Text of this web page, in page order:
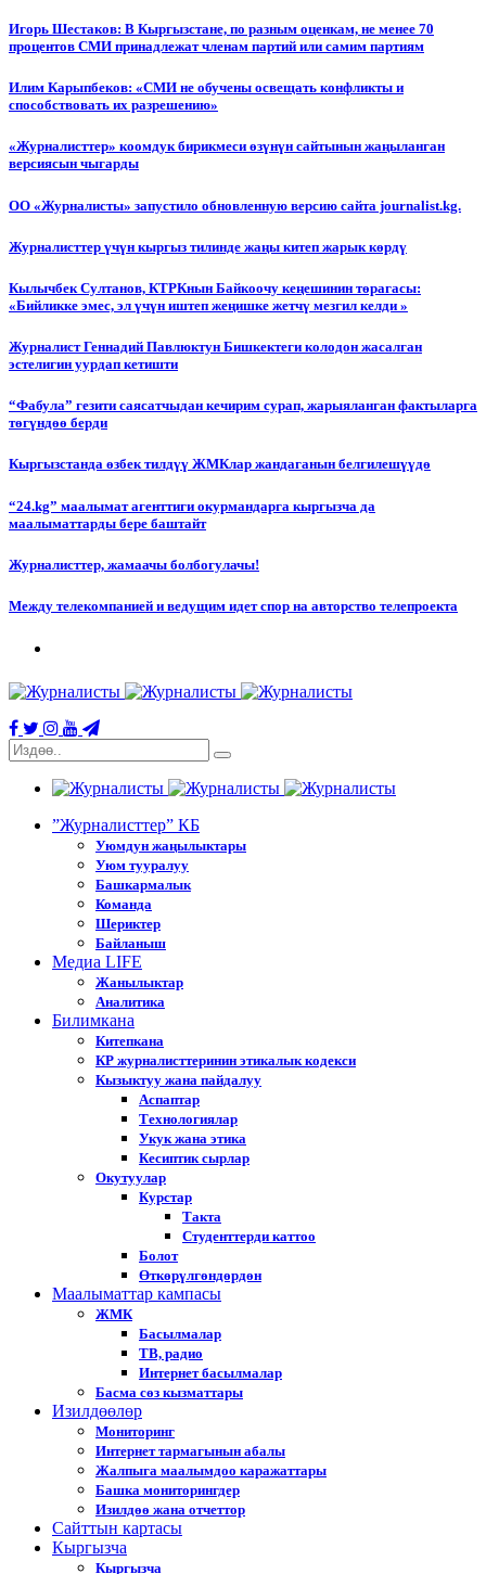
Игорь Шестаков: В Кыргызстане, по разным оценкам, не менее 70
процентов СМИ принадлежат членам партий или самим партиям
Илим Карыпбеков: «СМИ не обучены освещать конфликты и
способствовать их разрешению»
«Журналисттер» коомдук бирикмеси өзүнүн сайтынын жаңыланган
версиясын чыгарды
ОО «Журналисты» запустило обновленную версию сайта journalist.kg.
Журналисттер үчүн кыргыз тилинде жаңы китеп жарык көрдү
Кылычбек Султанов, КТРКнын Байкоочу кеңешинин төрагасы:
«Бийликке эмес, эл үчүн иштеп жеңишке жетчү мезгил келди »
Журналист Геннадий Павлюктун Бишкектеги колодон жасалган
эстелигин уурдап кетишти
“Фабула” гезити саясатчыдан кечирим сурап, жарыяланган фактыларга
төгүндөө берди
Кыргызстанда өзбек тилдүү ЖМКлар жандаганын белгилешүүдө
“24.kg” маалымат агенттиги окурмандарга кыргызча да
маалыматтарды бере баштайт
Журналисттер, жамаачы болбогулачы!
Между телекомпанией и ведущим идет спор на авторство телепроекта
”Журналисттер” КБ
Уюмдун жаңылыктары
Уюм тууралуу
Башкармалык
Команда
Шериктер
Байланыш
Медиа LIFE
Жанылыктар
Аналитика
Билимкана
Китепкана
КР журналисттеринин этикалык кодекси
Кызыктуу жана пайдалуу
Аспаптар
Технологиялар
Укук жана этика
Кесиптик сырлар
Окутуулар
Курстар
Такта
Студенттерди каттоо
Болот
Өткөрүлгөндөрдөн
Маалыматтар кампасы
ЖМК
Басылмалар
ТВ, радио
Интернет басылмалар
Басма сөз кызматтары
Изилдөөлөр
Мониторинг
Интернет тармагынын абалы
Жалпыга маалымдоо каражаттары
Башка мониторингдер
Изилдөө жана отчеттор
Cайттын картасы
Кыргызча
Кыргызча